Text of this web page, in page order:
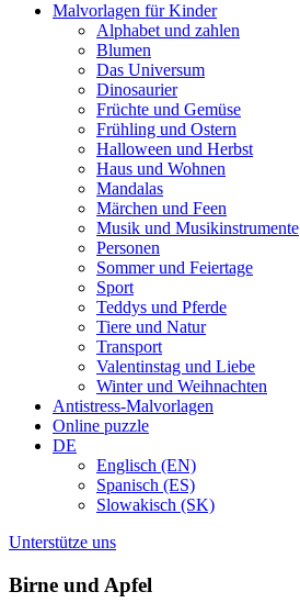
Malvorlagen für Kinder
Alphabet und zahlen
Blumen
Das Universum
Dinosaurier
Früchte und Gemüse
Frühling und Ostern
Halloween und Herbst
Haus und Wohnen
Mandalas
Märchen und Feen
Musik und Musikinstrumente
Personen
Sommer und Feiertage
Sport
Teddys und Pferde
Tiere und Natur
Transport
Valentinstag und Liebe
Winter und Weihnachten
Antistress-Malvorlagen
Online puzzle
DE
Englisch (EN)
Spanisch (ES)
Slowakisch (SK)
Unterstütze uns
Birne und Apfel